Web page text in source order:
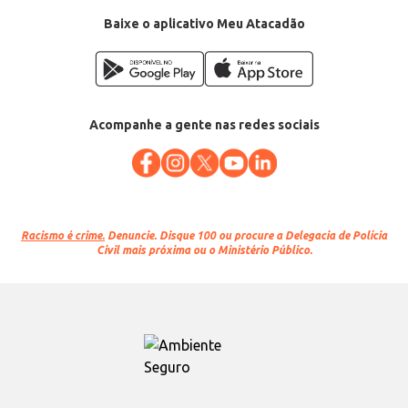
Baixe o aplicativo Meu Atacadão
Acompanhe a gente nas redes sociais
Racismo é crime. Denuncie. Disque 100 ou procure a Delegacia de Polícia
Civil mais próxima ou o Ministério Público.